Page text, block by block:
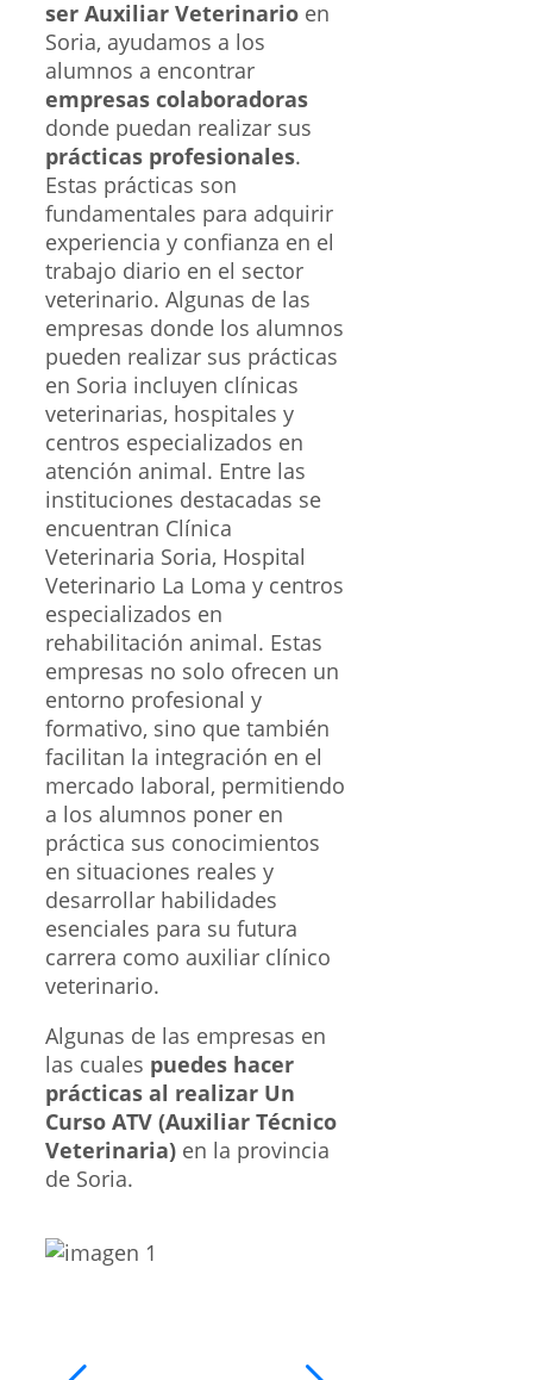
ser Auxiliar Veterinario en
Soria, ayudamos a los
alumnos a encontrar
empresas colaboradoras
donde puedan realizar sus
prácticas profesionales.
Estas prácticas son
fundamentales para adquirir
experiencia y confianza en el
trabajo diario en el sector
veterinario. Algunas de las
empresas donde los alumnos
pueden realizar sus prácticas
en Soria incluyen clínicas
veterinarias, hospitales y
centros especializados en
atención animal. Entre las
instituciones destacadas se
encuentran Clínica
Veterinaria Soria, Hospital
Veterinario La Loma y centros
especializados en
rehabilitación animal. Estas
empresas no solo ofrecen un
entorno profesional y
formativo, sino que también
facilitan la integración en el
mercado laboral, permitiendo
a los alumnos poner en
práctica sus conocimientos
en situaciones reales y
desarrollar habilidades
esenciales para su futura
carrera como auxiliar clínico
veterinario.
Algunas de las empresas en
las cuales puedes hacer
prácticas al realizar Un
Curso ATV (Auxiliar Técnico
Veterinaria) en la provincia
de Soria.